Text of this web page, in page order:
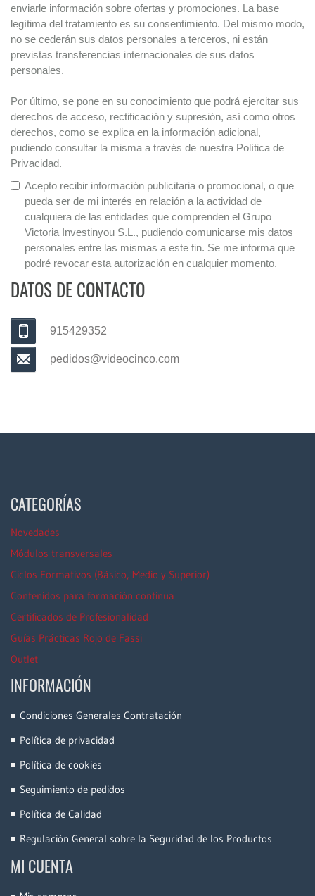
enviarle información sobre ofertas y promociones. La base
legítima del tratamiento es su consentimiento. Del mismo modo,
no se cederán sus datos personales a terceros, ni están
previstas transferencias internacionales de sus datos
personales.
Por último, se pone en su conocimiento que podrá ejercitar sus
derechos de acceso, rectificación y supresión, así como otros
derechos, como se explica en la información adicional,
pudiendo consultar la misma a través de nuestra Política de
Privacidad.
Acepto recibir información publicitaria o promocional, o que
pueda ser de mi interés en relación a la actividad de
cualquiera de las entidades que comprenden el Grupo
Victoria Investinyou S.L., pudiendo comunicarse mis datos
personales entre las mismas a este fin. Se me informa que
podré revocar esta autorización en cualquier momento.
DATOS DE CONTACTO
915429352
pedidos@videocinco.com
CATEGORÍAS
Novedades
Módulos transversales
Ciclos Formativos (Básico, Medio y Superior)
Contenidos para formación continua
Certificados de Profesionalidad
Guías Prácticas Rojo de Fassi
Outlet
INFORMACIÓN
Condiciones Generales Contratación
Política de privacidad
Política de cookies
Seguimiento de pedidos
Política de Calidad
Regulación General sobre la Seguridad de los Productos
MI CUENTA